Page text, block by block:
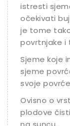
istresti
očekivati
je tome
povrtnjake i
Sjeme koje
sjeme
svoje
Ovisno o
plodove